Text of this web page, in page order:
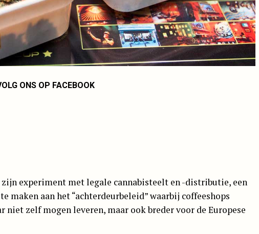
ONS OP FACEBOOK
zijn experiment met legale cannabisteelt en -distributie, een
maken aan het “achterdeurbeleid” waarbij coffeeshops
niet zelf mogen leveren, maar ook breder voor de Europese